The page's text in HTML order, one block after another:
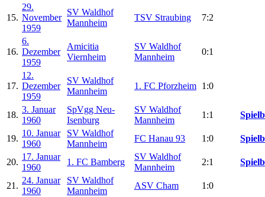
15.
29.
November
1959
SV Waldhof
Mannheim
TSV Straubing 7:2
16.
6.
Dezember
1959
Amicitia
Viernheim
SV Waldhof
Mannheim
0:1
17.
12.
Dezember
1959
SV Waldhof
Mannheim
1. FC Pforzheim 1:0
18.
3. Januar
1960
SpVgg Neu-
Isenburg
SV Waldhof
Mannheim
1:1
19.
10. Januar
1960
SV Waldhof
Mannheim
FC Hanau 93 1:0
20.
17. Januar
1960
1. FC Bamberg
SV Waldhof
Mannheim
2:1
21.
24. Januar
1960
SV Waldhof
Mannheim
ASV Cham 1:0